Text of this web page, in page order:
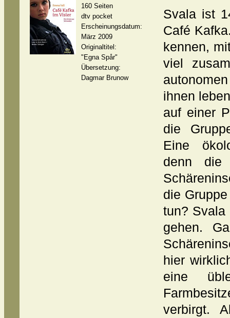
160 Seiten
dtv pocket
Erscheinungsdatum:
März 2009
Originaltitel:
"Egna Spår"
Übersetzung:
Dagmar Brunow
Svala ist
Café
kennen,
viel
ihnen
auf einer
die
Eine
denn die
die
tun? Svala
gehen.
hier
eine
verbirgt.